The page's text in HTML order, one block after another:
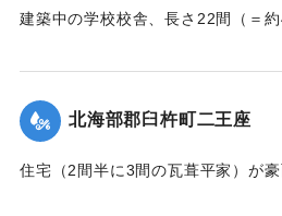
｜固有コード: 002680196
建築中の学校校舎、長さ22間（＝
校舎は6分方しか竣成しておらず、
【出典：大分新聞 大正7年7月16日7
｜固有コード: 002680197
北海部郡臼杵町二王座
住宅（2間半に3間の瓦葺平家）が豪